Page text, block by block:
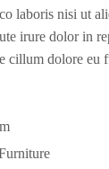
laboris nisi ut
irure dolor in
cillum dolore eu